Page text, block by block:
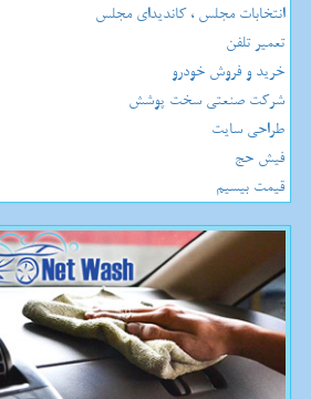
انتخابات مجلس ، کاندیدای مجلس
تعمیر تلفن
خرید و فروش خودرو
شرکت صنعتی سخت پوشش
طراحی سایت
فیش حج
قیمت بیسیم